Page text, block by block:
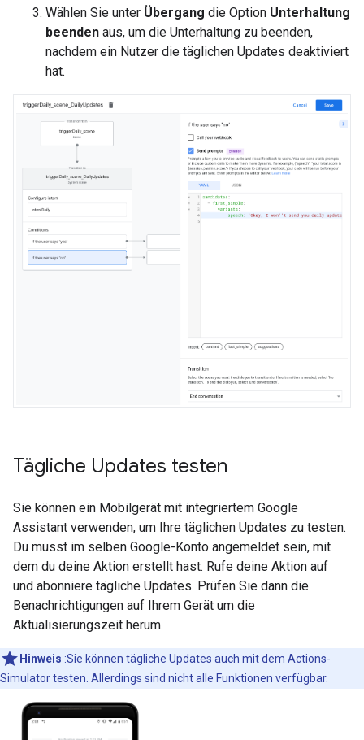
Wählen Sie unter Übergang die Option Unterhaltung
beenden aus, um die Unterhaltung zu beenden,
nachdem ein Nutzer die täglichen Updates deaktiviert
hat.
Tägliche Updates testen
Sie können ein Mobilgerät mit integriertem Google
Assistant verwenden, um Ihre täglichen Updates zu testen.
Du musst im selben Google-Konto angemeldet sein, mit
dem du deine Aktion erstellt hast. Rufe deine Aktion auf
und abonniere tägliche Updates. Prüfen Sie dann die
Benachrichtigungen auf Ihrem Gerät um die
Aktualisierungszeit herum.
Hinweis :Sie können tägliche Updates auch mit dem Actions-
Simulator testen. Allerdings sind nicht alle Funktionen verfügbar.